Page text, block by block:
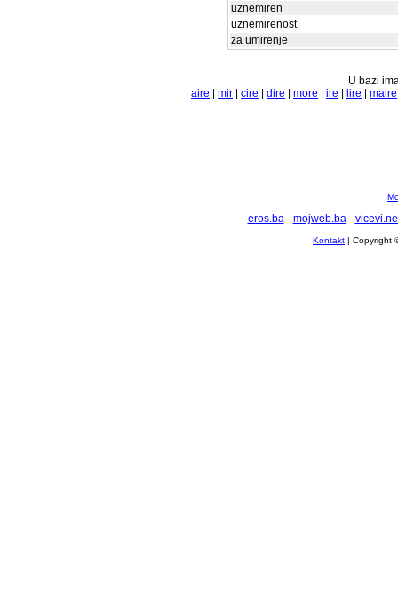
uznemiren
uznemirenost
za umirenje
U bazi
aire mir cire dire more ire lire maire
eros.ba- mojweb.ba-
Kontakt | Copyright